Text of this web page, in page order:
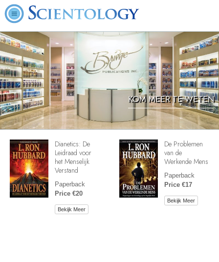
KOM MEER TE WETEN
Dianetics: De
Leidraad voor
het Menselijk
Verstand
Paperback
Price €20
Bekijk Meer
De Problemen
van de
Werkende Mens
Paperback
Price €17
Bekijk Meer